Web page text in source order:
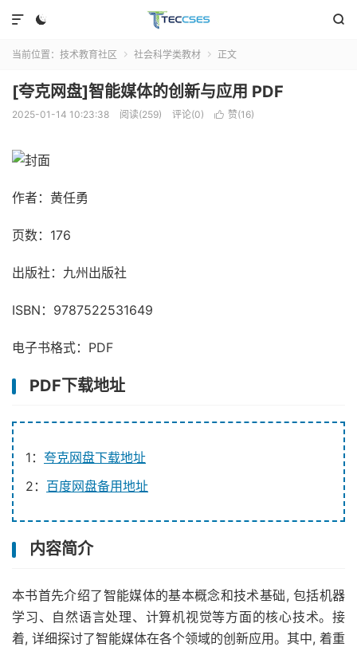
 

当前位置： 技术教育社区  社会科学类教材  正文
[夸克网盘]智能媒体的创新与应用 PDF
2025-01-14 10:23:38 阅读(259) 评论(0)  赞(16)
作者：黄任勇
页数：176
出版社：九州出版社
ISBN：9787522531649
电子书格式：PDF
PDF下载地址
1： 夸克网盘下载地址
2： 百度网盘备用地址
内容简介
本书首先介绍了智能媒体的基本概念和技术基础, 包括机器
学习、自然语言处理、计算机视觉等方面的核心技术。接
着, 详细探讨了智能媒体在各个领域的创新应用。其中, 着重